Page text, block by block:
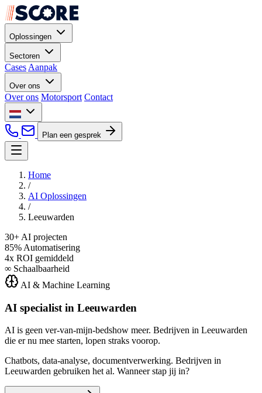
Oplossingen
Sectoren
Cases Aanpak
Over ons
Over ons Motorsport Contact
Plan een gesprek
Home
/
AI Oplossingen
/
Leeuwarden
30+ AI projecten
85% Automatisering
4x ROI gemiddeld
∞ Schaalbaarheid
AI & Machine Learning
AI specialist in Leeuwarden
AI is geen ver-van-mijn-bedshow meer. Bedrijven in Leeuwarden
die er nu mee starten, lopen straks voorop.
Chatbots, data-analyse, documentverwerking. Bedrijven in
Leeuwarden gebruiken het al. Wanneer stap jij in?